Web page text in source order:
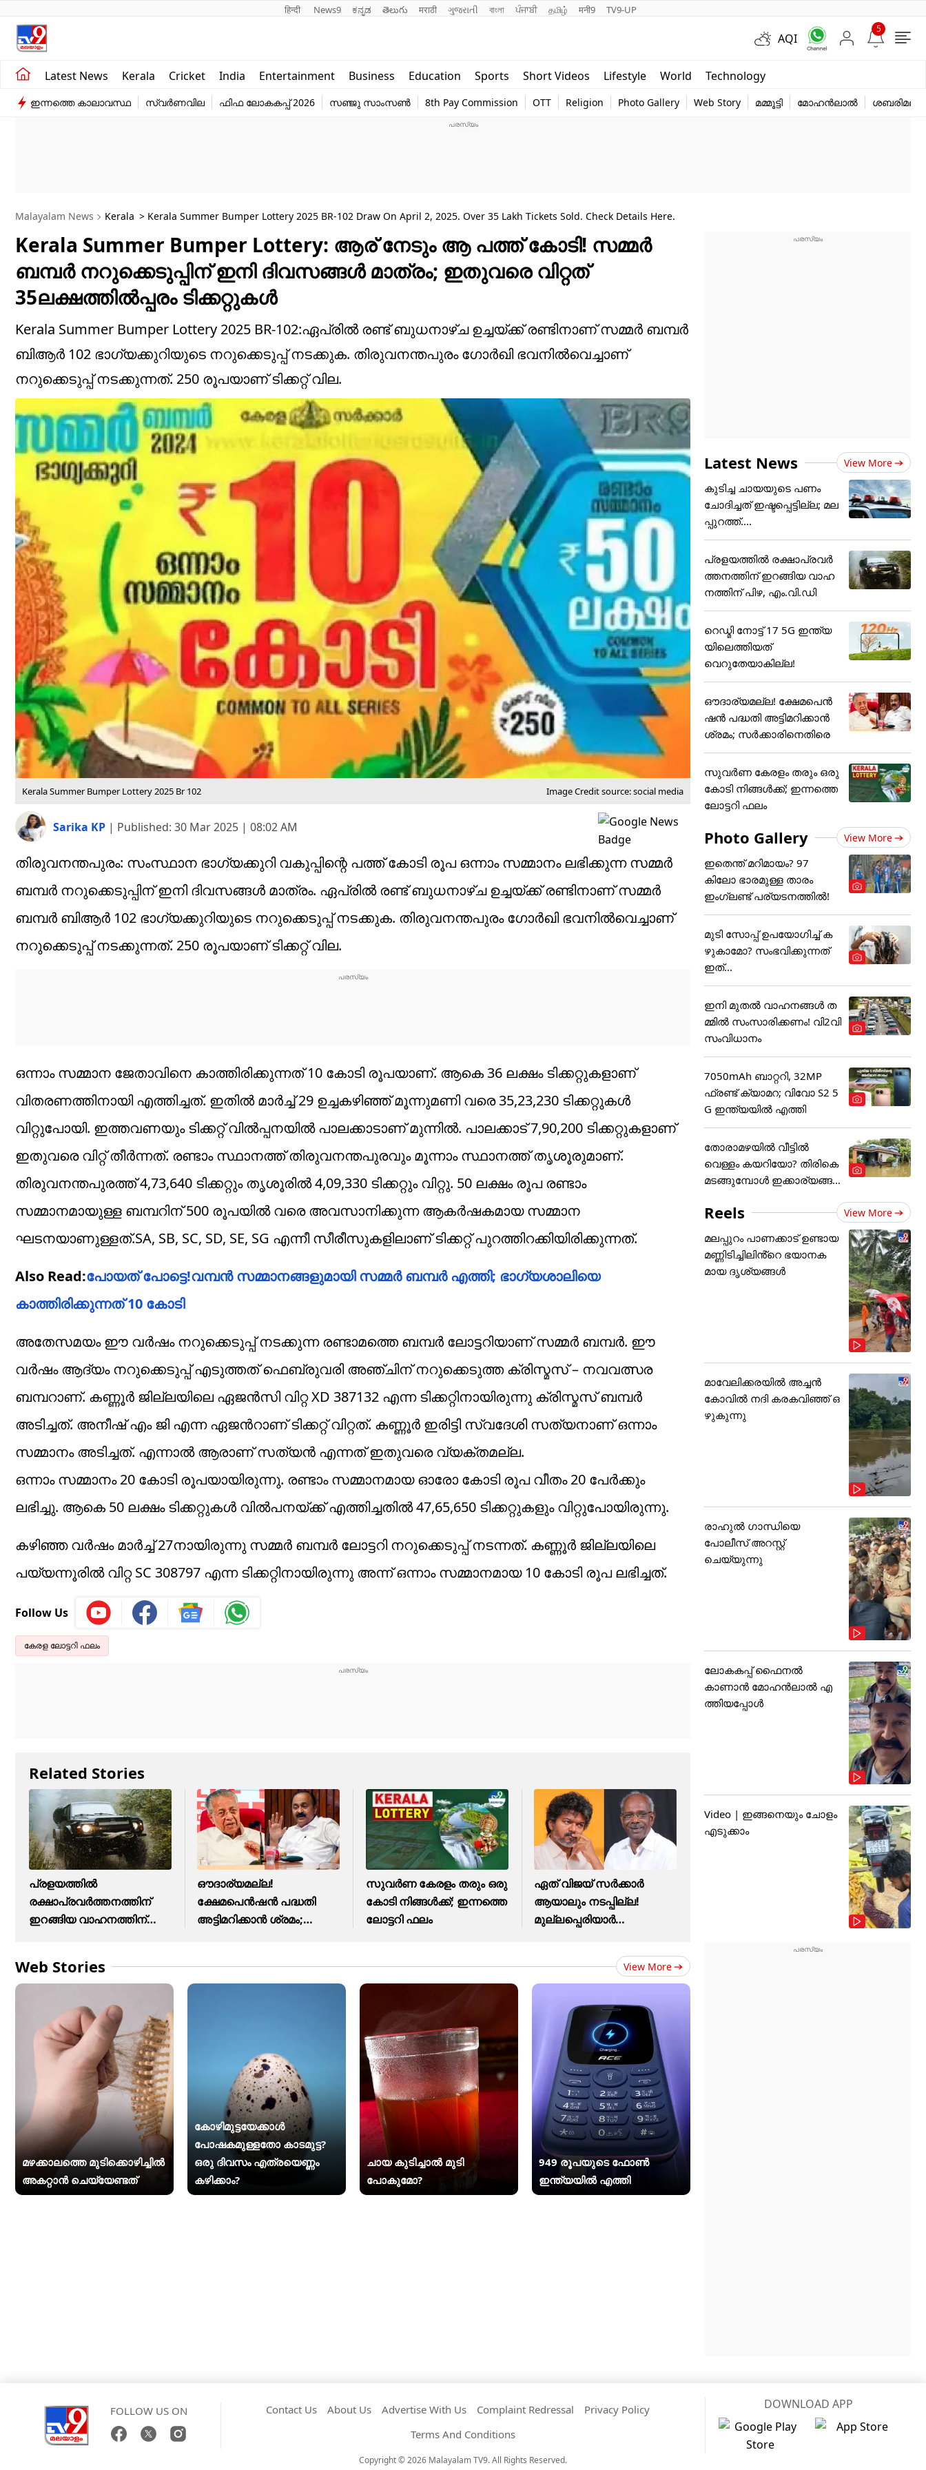
हिन्दी News9 ಕನ್ನಡ తెలుగు मराठी ગુજરાતી বাংলা ਪੰਜਾਬੀ தமிழ் मनी9 TV9-UP
AQI
5
Latest News Kerala Cricket India Entertainment Business Education Sports Short Videos Lifestyle World Technology
Kerala
India
Education
world
Web Story
ഇന്നത്തെ കാലാവസ്ഥ സ്വർണവില ഫിഫ ലോകകപ്പ് 2026 സഞ്ജു സാംസൺ 8th Pay Commission OTT Religion Photo Gallery Web Story മമ്മൂട്ടി മോഹൻലാൽ ശബരിമല
Malayalam News Kerala > Kerala Summer Bumper Lottery 2025 BR-102 Draw On April 2, 2025. Over 35 Lakh Tickets Sold. Check Details Here.
Kerala Summer Bumper Lottery: ആര് നേടും ആ പത്ത് കോടി! സമ്മർ
ബമ്പർ നറുക്കെടുപ്പിന് ഇനി ദിവസങ്ങൾ മാത്രം; ഇതുവരെ വിറ്റത്
35ലക്ഷത്തില്‍പ്പരം ടിക്കറ്റുകൾ
Kerala Summer Bumper Lottery 2025 BR-102:ഏപ്രിൽ രണ്ട് ബുധനാഴ്ച ഉച്ചയ്ക്ക് രണ്ടിനാണ് സമ്മർ ബമ്പർ
ബിആർ 102 ഭാ​ഗ്യക്കുറിയുടെ നറുക്കെടുപ്പ് നടക്കുക. തിരുവനന്തപുരം ഗോർഖി ഭവനിൽവെച്ചാണ്
നറുക്കെടുപ്പ് നടക്കുന്നത്. 250 രൂപയാണ് ടിക്കറ്റ് വില.
Kerala Summer Bumper Lottery 2025 Br 102 Image Credit source: social media
Sarika KP | Published: 30 Mar 2025 | 08:02 AM
തിരുവനന്തപുരം: സംസ്ഥാന ഭാ​ഗ്യക്കുറി വകുപ്പിന്റെ പത്ത് കോടി രൂപ ഒന്നാം സമ്മാനം ലഭിക്കുന്ന സമ്മർ
ബമ്പർ നറുക്കെടുപ്പിന് ഇനി ദിവസങ്ങൾ മാത്രം. ഏപ്രിൽ രണ്ട് ബുധനാഴ്ച ഉച്ചയ്ക്ക് രണ്ടിനാണ് സമ്മർ
ബമ്പർ ബിആർ 102 ഭാ​ഗ്യക്കുറിയുടെ നറുക്കെടുപ്പ് നടക്കുക. തിരുവനന്തപുരം ഗോർഖി ഭവനിൽവെച്ചാണ്
നറുക്കെടുപ്പ് നടക്കുന്നത്. 250 രൂപയാണ് ടിക്കറ്റ് വില.
ഒന്നാം സമ്മാന ജേതാവിനെ കാത്തിരിക്കുന്നത് 10 കോടി രൂപയാണ്. ആകെ 36 ലക്ഷം ടിക്കറ്റുകളാണ്
വിതരണത്തിനായി എത്തിച്ചത്. ഇതിൽ മാർച്ച് 29 ഉച്ചകഴിഞ്ഞ് മൂന്നുമണി വരെ 35,23,230 ടിക്കറ്റുകൾ
വിറ്റുപോയി. ഇത്തവണയും ടിക്കറ്റ് വിൽപ്പനയിൽ പാലക്കാടാണ് മുന്നിൽ. പാലക്കാട് 7,90,200 ടിക്കറ്റുകളാണ്
ഇതുവരെ വിറ്റ് തീർന്നത്. രണ്ടാം സ്ഥാനത്ത് തിരുവനന്തപുരവും മൂന്നാം സ്ഥാനത്ത് തൃശൂരുമാണ്.
തിരുവനന്തപുരത്ത് 4,73,640 ടിക്കറ്റും തൃശൂരില്‍ 4,09,330 ടിക്കറ്റും വിറ്റു. 50 ലക്ഷം രൂപ രണ്ടാം
സമ്മാനമായുള്ള ബമ്പറിന് 500 രൂപയില്‍ വരെ അവസാനിക്കുന്ന ആകര്‍ഷകമായ സമ്മാന
ഘടനയാണുള്ളത്.SA, SB, SC, SD, SE, SG എന്നീ സീരീസുകളിലാണ് ടിക്കറ്റ് പുറത്തിറക്കിയിരിക്കുന്നത്.
Also Read:പോയത് പോട്ടെ!വമ്പൻ സമ്മാനങ്ങളുമായി സമ്മർ ബമ്പർ എത്തി; ഭാഗ്യശാലിയെ
കാത്തിരിക്കുന്നത് 10 കോടി
അതേസമയം ഈ വർഷം നറുക്കെടുപ്പ് നടക്കുന്ന രണ്ടാമത്തെ ബമ്പർ ലോട്ടറിയാണ് സമ്മർ ബമ്പർ. ഈ
വർഷം ആദ്യം നറുക്കെടുപ്പ് എടുത്തത് ഫെബ്രുവരി അഞ്ചിന് നറുക്കെടുത്ത ക്രിസ്മസ് – നവവത്സര
ബമ്പറാണ്. കണ്ണൂർ ജില്ലയിലെ ഏജൻസി വിറ്റ XD 387132 എന്ന ടിക്കറ്റിനായിരുന്നു ക്രിസ്മസ് ബമ്പർ
അടിച്ചത്. അനീഷ് എം ജി എന്ന ഏജന്‍റാണ് ടിക്കറ്റ് വിറ്റത്. കണ്ണൂർ ഇരിട്ടി സ്വദേശി സത്യനാണ് ഒന്നാം
സമ്മാനം അടിച്ചത്. എന്നാൽ ആരാണ് സത്യൻ എന്നത് ഇതുവരെ വ്യക്തമല്ല.
ഒന്നാം സമ്മാനം 20 കോടി രൂപയായിരുന്നു. രണ്ടാം സമ്മാനമായ ഓരോ കോടി രൂപ വീതം 20 പേർക്കും
ലഭിച്ചു. ആകെ 50 ലക്ഷം ടിക്കറ്റുകൾ വിൽപനയ്ക്ക് എത്തിച്ചതിൽ 47,65,650 ടിക്കറ്റുകളും വിറ്റുപോയിരുന്നു.
കഴിഞ്ഞ വർഷം മാർച്ച് 27നായിരുന്നു സമ്മർ ബമ്പർ ലോട്ടറി നറുക്കെടുപ്പ് നടന്നത്. കണ്ണൂർ ജില്ലയിലെ
പയ്യന്നൂരിൽ വിറ്റ SC 308797 എന്ന ടിക്കറ്റിനായിരുന്നു അന്ന് ഒന്നാം സമ്മാനമായ 10 കോടി രൂപ ലഭിച്ചത്.
Follow Us
കേരള ലോട്ടറി ഫലം
Related Stories
പ്രളയത്തിൽ
രക്ഷാപ്രവർത്തനത്തിന്
ഇറങ്ങിയ വാഹനത്തിന്
ഔദാര്യമല്ല!
ക്ഷേമപെൻഷൻ പദ്ധതി
അട്ടിമറിക്കാൻ ശ്രമം;
സുവർണ കേരളം തരും ഒരു
കോടി നിങ്ങൾക്ക്; ഇന്നത്തെ
ലോട്ടറി ഫലം
ഏത് വിജയ് സർക്കാർ
ആയാലും നടപ്പില്ല!
മുല്ലപ്പെരിയാർ
Web Stories View More
മഴക്കാലത്തെ മുടിക്കൊഴിച്ചിൽ
അകറ്റാൻ ചെയ്യേണ്ടത്
കോഴിമുട്ടയേക്കാൾ
പോഷകമുള്ളതോ കാടമുട്ട?
ഒരു ദിവസം എത്രയെണ്ണം
കഴിക്കാം?
ചായ കുടിച്ചാൽ മുടി
പോകുമോ?
949 രൂപയുടെ ഫോൺ
ഇന്ത്യയിൽ എത്തി
Latest News View More
കുടിച്ച ചായയുടെ പണം
ചോദിച്ചത് ഇഷ്ടപ്പെട്ടില്ല; മല
പ്പുറത്ത്....
പ്രളയത്തിൽ രക്ഷാപ്രവർ
ത്തനത്തിന് ഇറങ്ങിയ വാഹ
നത്തിന് പിഴ, എം.വി.ഡി
റെഡ്മി നോട്ട് 17 5G ഇന്ത്യ
യിലെത്തിയത്
വെറുതേയാകില്ല!
ഔദാര്യമല്ല! ക്ഷേമപെൻ
ഷൻ പദ്ധതി അട്ടിമറിക്കാൻ
ശ്രമം; സർക്കാരിനെതിരെ
സുവർണ കേരളം തരും ഒരു
കോടി നിങ്ങൾക്ക്; ഇന്നത്തെ
ലോട്ടറി ഫലം
Photo Gallery View More
ഇതെന്ത് മറിമായം? 97
കിലോ ഭാരമുള്ള താരം
ഇംഗ്ലണ്ട് പര്യടനത്തില്‍!
മുടി സോപ്പ് ഉപയോഗിച്ച് ക
ഴുകാമോ? സംഭവിക്കുന്നത്
ഇത്...
ഇനി മുതൽ വാഹനങ്ങൾ ത
മ്മിൽ സംസാരിക്കണം! വി2വി
സംവിധാനം
7050mAh ബാറ്ററി, 32MP
ഫ്രണ്ട് ക്യാമറ; വിവോ S2 5
G ഇന്ത്യയിൽ എത്തി
തോരാമഴയിൽ വീട്ടിൽ
വെള്ളം കയറിയോ? തിരികെ
മടങ്ങുമ്പോൾ ഇക്കാര്യങ്ങ
Reels View More
മലപ്പുറം പാണക്കാട് ഉണ്ടായ
മണ്ണിടിച്ചിലിൻ്റെ ഭയാനക
മായ ദൃശ്യങ്ങൾ
മാവേലിക്കരയിൽ അച്ചൻ
കോവിൽ നദി കരകവിഞ്ഞ് ഒ
ഴുകുന്നു
രാഹുൽ ഗാന്ധിയെ
പോലീസ് അറസ്റ്റ്
ചെയ്യുന്നു
ലോകകപ്പ് ഫൈനൽ
കാണാൻ മോഹൻലാൽ എ
ത്തിയപ്പോൾ
Video | ഇങ്ങനെയും ചോളം
എടുക്കാം
FOLLOW US ON Contact Us About Us Advertise With Us Complaint Redressal
Privacy Policy
Terms And Conditions
DOWNLOAD APP
Copyright © 2026 Malayalam TV9. All Rights Reserved.